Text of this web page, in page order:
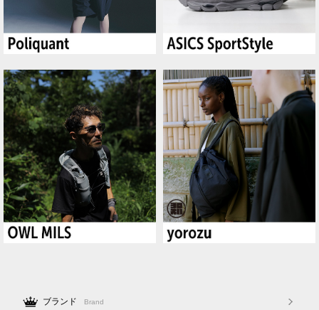
ブランド Brand